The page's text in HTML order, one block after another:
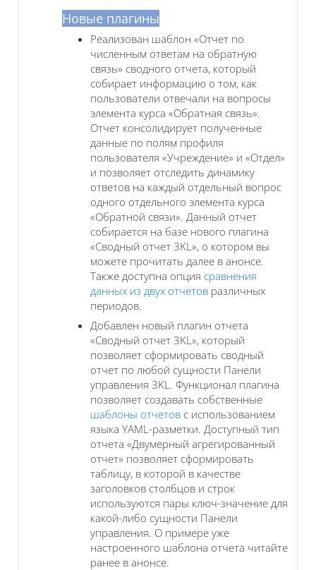
Новые плагины
Реализован шаблон «Отчет по
численным ответам на обратную
связь‎» сводного отчета, который
собирает информацию о том, как
пользователи отвечали на вопросы
элемента курса «Обратная связь».
Отчет консолидирует полученные
данные по полям профиля
пользователя «Учреждение» и «Отдел»
и позволяет отследить динамику
ответов на каждый отдельный вопрос
одного отдельного элемента курса
«Обратной связи‎». Данный отчет
собирается на базе нового плагина
«Сводный отчет 3KL», о котором вы
можете прочитать далее в анонсе.
Также доступна опция сравнения
данных из двух отчетов различных
периодов.
Добавлен новый плагин отчета
«Сводный отчет 3KL», который
позволяет сформировать сводный
отчет по любой сущности Панели
управления 3KL. Функционал плагина
позволяет создавать собственные
шаблоны отчетов с использованием
языка YAML-разметки. Доступный тип
отчета «Двумерный агрегированный
отчет» позволяет сформировать
таблицу, в которой в качестве
заголовков столбцов и строк
используются пары ключ-значение для
какой-либо сущности Панели
управления. О примере уже
настроенного шаблона отчета читайте
ранее в анонсе.